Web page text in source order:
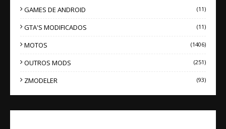
GAMES DE ANDROID (11)
GTA'S MODIFICADOS (11)
MOTOS (1406)
OUTROS MODS (251)
ZMODELER (93)